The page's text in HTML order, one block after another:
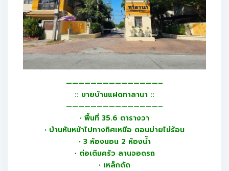
———————————————–
:: ขายบ้านแฝดทาลานา ::
———————————————–
• พื้นที่ 35.6 ตารางวา
• บ้านหันหน้าไปทางทิศเหนือ ตอนบ่ายไม่ร้อน
• 3 ห้องนอน 2 ห้องน้ำ
• ต่อเติมครัว ลานจอดรถ
• เหล็กดัด